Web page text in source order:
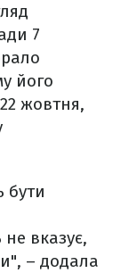
7
його
жовтня,
бути
вказує,
– додала